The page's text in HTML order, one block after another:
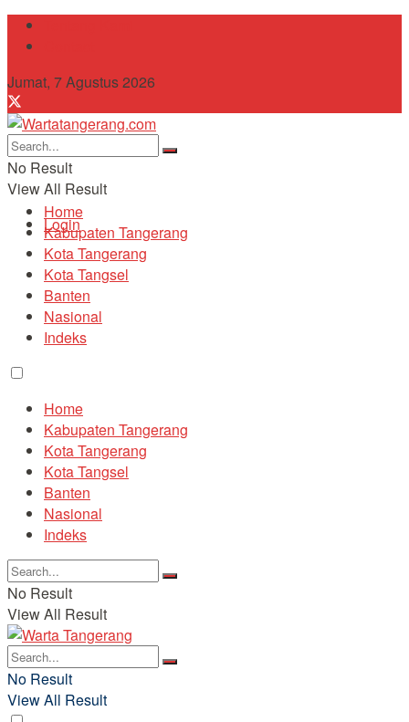
Jumat, 7 Agustus 2026
No Result
View All Result
Login
Home
Kabupaten Tangerang
Kota Tangerang
Kota Tangsel
Banten
Nasional
Indeks
Home
Kabupaten Tangerang
Kota Tangerang
Kota Tangsel
Banten
Nasional
Indeks
No Result
View All Result
No Result
View All Result